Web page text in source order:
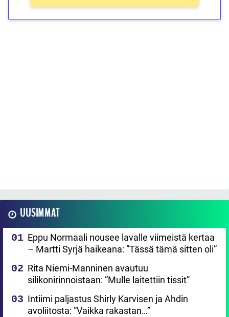
UUSIMMAT
Eppu Normaali nousee lavalle viimeistä kertaa
– Martti Syrjä haikeana: ”Tässä tämä sitten oli”
Rita Niemi-Manninen avautuu
silikonirinnoistaan: ”Mulle laitettiin tissit”
Intiimi paljastus Shirly Karvisen ja Ahdin
avoliitosta: ”Vaikka rakastan…”